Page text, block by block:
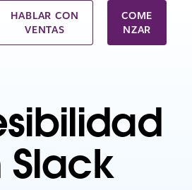
HABLAR CON
VENTAS
COME
NZAR
Slack